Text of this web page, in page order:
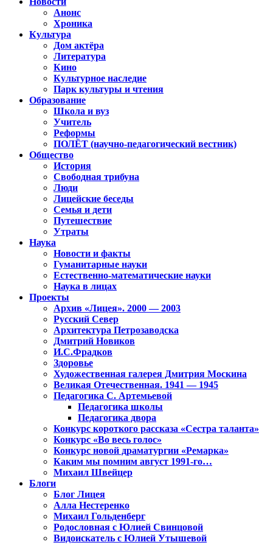
Анонс
Хроника
Культура
Дом актёра
Литература
Кино
Культурное наследие
Парк культуры и чтения
Образование
Школа и вуз
Учитель
Реформы
ПОЛЁТ (научно-педагогический вестник)
Общество
История
Свободная трибуна
Люди
Лицейские беседы
Семья и дети
Путешествие
Утраты
Наука
Новости и факты
Гуманитарные науки
Естественно-математические науки
Наука в лицах
Проекты
Архив «Лицея». 2000 — 2003
Русский Север
Архитектура Петрозаводска
Дмитрий Новиков
И.С.Фрадков
Здоровье
Художественная галерея Дмитрия Москина
Великая Отечественная. 1941 — 1945
Педагогика С. Артемьевой
Педагогика школы
Педагогика двора
Конкурс короткого рассказа «Сестра таланта»
Конкурс «Во весь голос»
Конкурс новой драматургии «Ремарка»
Каким мы помним август 1991-го…
Михаил Швейцер
Блоги
Блог Лицея
Алла Нестеренко
Михаил Гольденберг
Родословная с Юлией Свинцовой
Видоискатель с Юлией Утышевой